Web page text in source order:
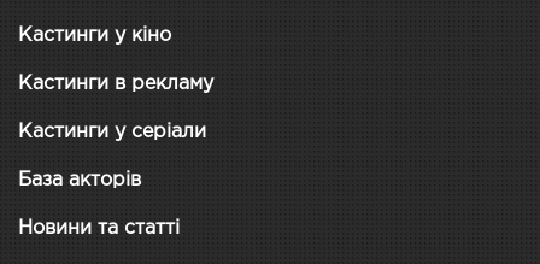
Кастинги у кіно
Кастинги в рекламу
Кастинги у серіали
База акторів
Новини та статті